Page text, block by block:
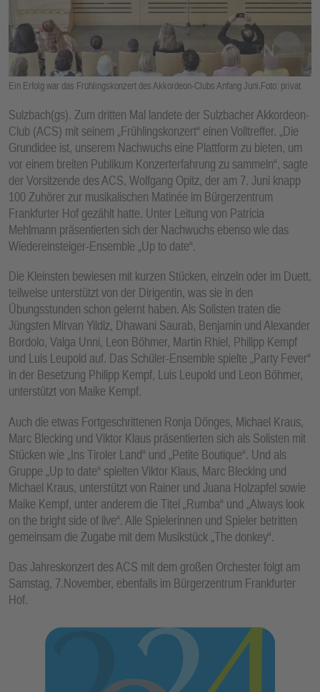
Ein Erfolg war das Frühlingskonzert des Akkordeon-Clubs Anfang Juni.Foto: privat
Sulzbach(gs). Zum dritten Mal landete der Sulzbacher Akkordeon-
Club (ACS) mit seinem „Frühlingskonzert“ einen Volltreffer. „Die
Grundidee ist, unserem Nachwuchs eine Plattform zu bieten, um
vor einem breiten Publikum Konzerterfahrung zu sammeln“, sagte
der Vorsitzende des ACS, Wolfgang Opitz, der am 7. Juni knapp
100 Zuhörer zur musikalischen Matinée im Bürgerzentrum
Frankfurter Hof gezählt hatte. Unter Leitung von Patricia
Mehlmann präsentierten sich der Nachwuchs ebenso wie das
Wiedereinsteiger-Ensemble „Up to date“.
Die Kleinsten bewiesen mit kurzen Stücken, einzeln oder im Duett,
teilweise unterstützt von der Dirigentin, was sie in den
Übungsstunden schon gelernt haben. Als Solisten traten die
Jüngsten Mirvan Yildiz, Dhawani Saurab, Benjamin und Alexander
Bordolo, Valga Unni, Leon Böhmer, Martin Rhiel, Philipp Kempf
und Luis Leupold auf. Das Schüler-Ensemble spielte „Party Fever“
in der Besetzung Philipp Kempf, Luis Leupold und Leon Böhmer,
unterstützt von Maike Kempf.
Auch die etwas Fortgeschrittenen Ronja Dönges, Michael Kraus,
Marc Blecking und Viktor Klaus präsentierten sich als Solisten mit
Stücken wie „Ins Tiroler Land“ und „Petite Boutique“. Und als
Gruppe „Up to date“ spielten Viktor Klaus, Marc Blecking und
Michael Kraus, unterstützt von Rainer und Juana Holzapfel sowie
Maike Kempf, unter anderem die Titel „Rumba“ und „Always look
on the bright side of live“. Alle Spielerinnen und Spieler betritten
gemeinsam die Zugabe mit dem Musikstück „The donkey“.
Das Jahreskonzert des ACS mit dem großen Orchester folgt am
Samstag, 7.November, ebenfalls im Bürgerzentrum Frankfurter
Hof.
E